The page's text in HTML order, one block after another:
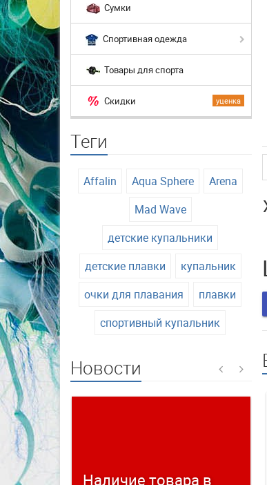
Сумки
Спортивная одежда
Товары для спорта
уценка
Скидки
Теги
Affalin Aqua Sphere
Arena
Mad Wave
детские купальники
детские плавки
купальник
очки для плавания
плавки
спортивный купальник
Новости
Наличие товара в